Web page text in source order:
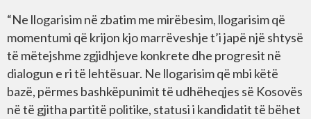
“Ne llogarisim në zbatim me mirëbesim, llogarisim që
momentumi që krijon kjo marrëveshje t’i japë një shtysë
të mëtejshme zgjidhjeve konkrete dhe progresit në
dialogun e ri të lehtësuar. Ne llogarisim që mbi këtë
bazë, përmes bashkëpunimit të udhëheqjes së Kosovës
në të gjitha partitë politike, statusi i kandidatit të bëhet